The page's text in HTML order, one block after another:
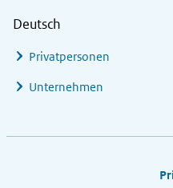
Deutsch
Privatpersonen
Unternehmen